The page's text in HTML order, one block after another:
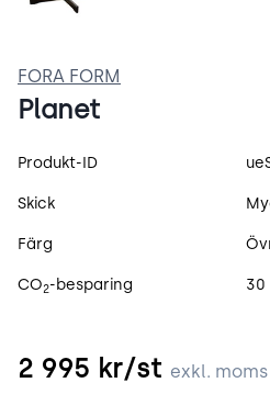
FORA FORM
Planet
Produktspecifikation
Produkt-ID
Skick
Färg
CO2-besparing 30
2 995 kr/st exkl. moms